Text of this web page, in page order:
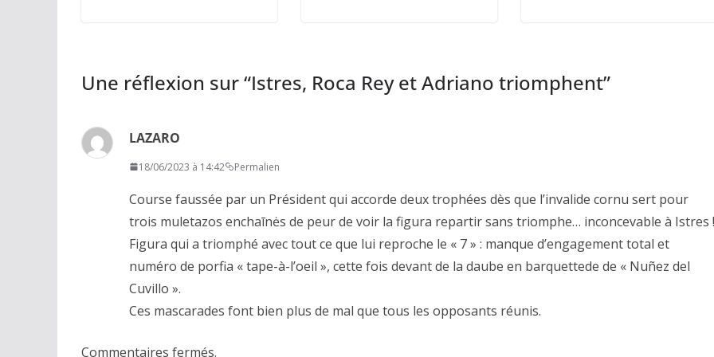
Une réflexion sur “Istres, Roca Rey et Adriano triomphent”
LAZARO
18/06/2023 à 14:42 Permalien
Course faussée par un Président qui accorde deux trophées dès que l’invalide cornu sert pour
trois muletazos enchaīnės de peur de voir la figura repartir sans triomphe… inconcevable à Istres !
Figura qui a triomphé avec tout ce que lui reproche le « 7 » : manque d’engagement total et
numéro de porfia « tape-à-l’oeil », cette fois devant de la daube en barquettede de « Nuñez del
Cuvillo ».
Ces mascarades font bien plus de mal que tous les opposants réunis.
Commentaires fermés.